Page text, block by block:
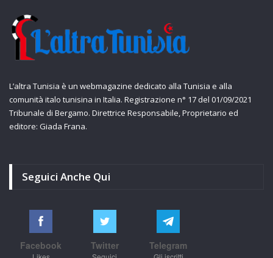
L’altra Tunisia è un webmagazine dedicato alla Tunisia e alla
comunità italo tunisina in Italia. Registrazione n° 17 del 01/09/2021
Tribunale di Bergamo. Direttrice Responsabile, Proprietario ed
editore: Giada Frana.
Seguici Anche Qui
Facebook Twitter Telegram